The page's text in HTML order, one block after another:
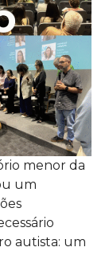
menor da
um
autista: um